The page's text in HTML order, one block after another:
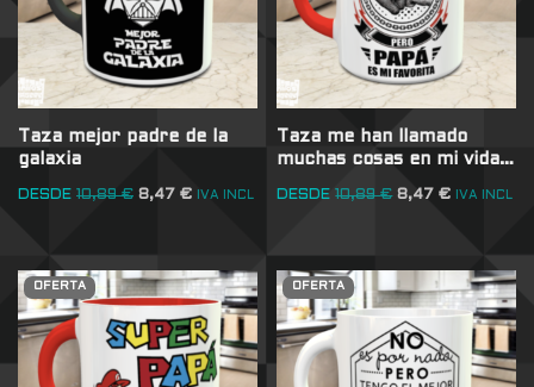
Taza mejor padre de la
galaxia
DESDE 10,89€ 8,47 € IVA INCL
Taza me han llamado
muchas cosas en mi vida…
DESDE 10,89€ 8,47€ IVA INCL
OFERTA OFERTA